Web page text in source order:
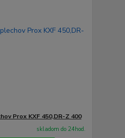
Prox KXF 450,DR-Z 400
skladom do 24hod.